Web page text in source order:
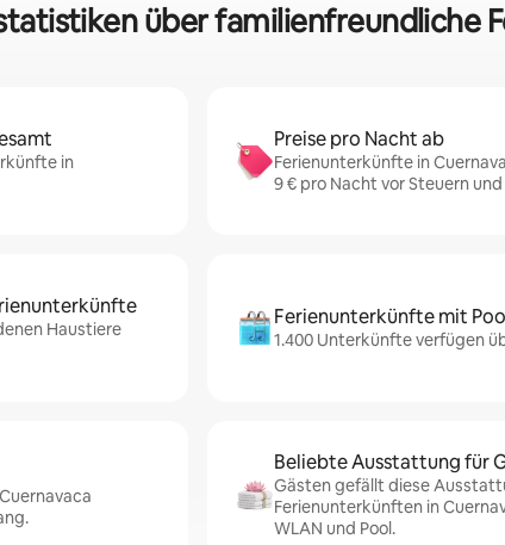
über familienfreundliche
in
Preise pro Nacht ab
Ferienunterkünfte in
9 € pro Nacht vor Steuern
Haustiere
Ferienunterkünfte mit
1.400 Unterkünfte verfügen
Beliebte Ausstattung für
Gästen gefällt diese
Ferienunterkünften in
WLAN und Pool.